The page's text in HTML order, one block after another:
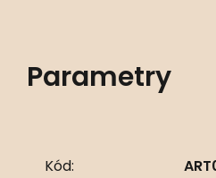
Parametry
Kód: